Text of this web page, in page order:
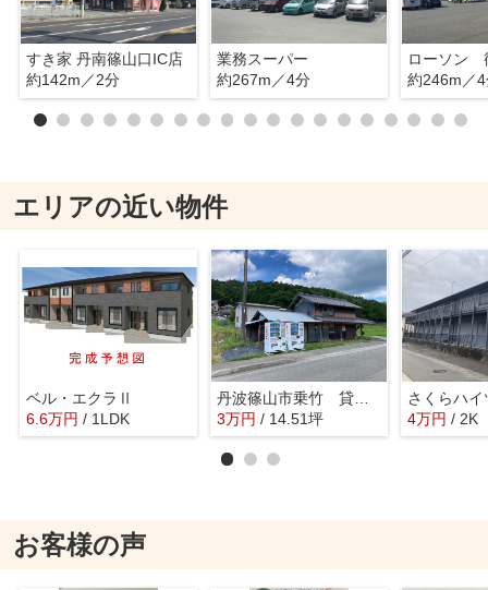
すき家 丹南篠山口IC店
約142m／2分
業務スーパー
約267m／4分
約246m／
エリアの近い物件
ベル・エクラⅡ
6.6万円 / 1LDK
丹波篠山市乗竹 貸倉庫
3万円 / 14.51坪
さくらハイ
4万円 / 2K
お客様の声